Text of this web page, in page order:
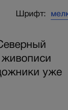
Шрифт:
живописи
уже